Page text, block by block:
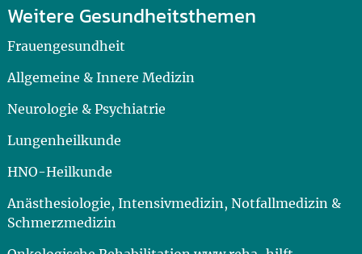
Weitere Gesundheitsthemen
Frauengesundheit
Allgemeine & Innere Medizin
Neurologie & Psychiatrie
Lungenheilkunde
HNO-Heilkunde
Anästhesiologie, Intensivmedizin, Notfallmedizin &
Schmerzmedizin